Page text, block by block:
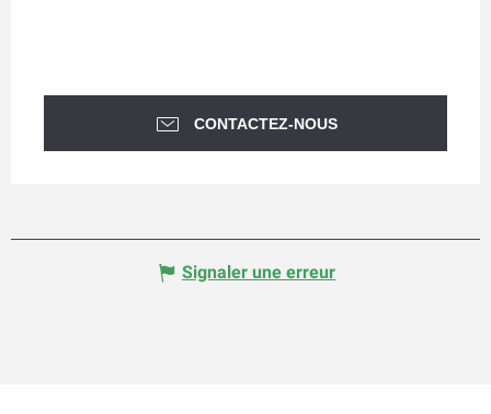
CONTACTEZ-NOUS
Signaler une erreur